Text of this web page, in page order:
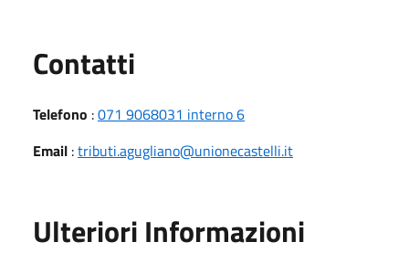
Contatti
Telefono :071 9068031 interno 6
Email :tributi.agugliano@unionecastelli.it
Ulteriori Informazioni